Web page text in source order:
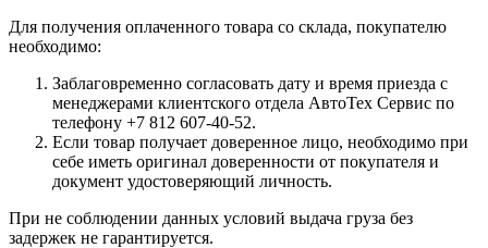
Для получения оплаченного товара со склада, покупателю
необходимо:
Заблаговременно согласовать дату и время приезда с
менеджерами клиентского отдела АвтоТех Сервис по
телефону +7 812 607-40-52.
Если товар получает доверенное лицо, необходимо при
себе иметь оригинал доверенности от покупателя и
документ удостоверяющий личность.
При не соблюдении данных условий выдача груза без
задержек не гарантируется.